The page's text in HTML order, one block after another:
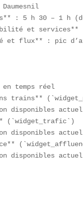
Daumesnil
: 5 h 30 – 1 h
et services**
et flux** : pic
temps réel
trains**
disponibles
(`widget_trafic`)
disponibles
disponibles